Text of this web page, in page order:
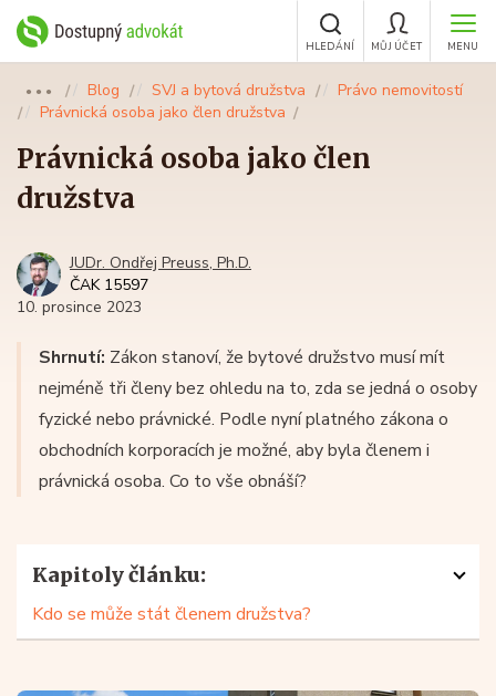
MENU
MŮJ ÚČET
HLEDÁNÍ
●●● Blog SVJ a bytová družstva
Právo nemovitostí
Právnická osoba jako člen družstva
Právnická osoba jako člen
družstva
JUDr. Ondřej Preuss, Ph.D.
ČAK 15597
10. prosince 2023
Shrnutí: Zákon stanoví, že bytové družstvo musí mít
nejméně tři členy bez ohledu na to, zda se jedná o osoby
fyzické nebo právnické. Podle nyní platného zákona o
obchodních korporacích je možné, aby byla členem i
právnická osoba. Co to vše obnáší?
Kapitoly článku:
Kdo se může stát členem družstva?